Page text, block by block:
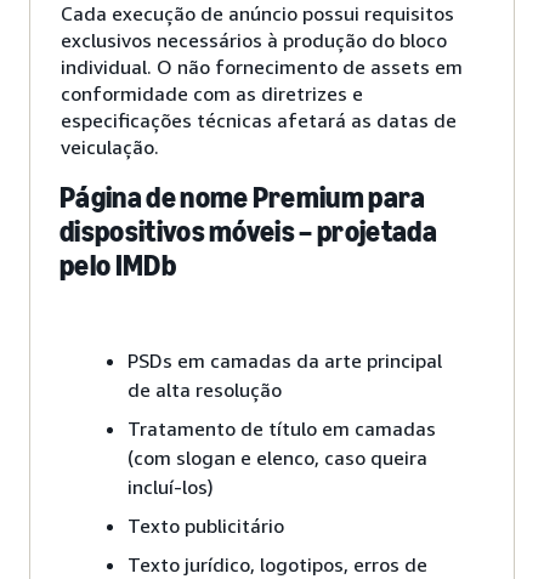
Cada execução de anúncio possui requisitos
exclusivos necessários à produção do bloco
individual. O não fornecimento de assets em
conformidade com as diretrizes e
especificações técnicas afetará as datas de
veiculação.
Página de nome Premium para
dispositivos móveis – projetada
pelo IMDb
PSDs em camadas da arte principal
de alta resolução
Tratamento de título em camadas
(com slogan e elenco, caso queira
incluí-los)
Texto publicitário
Texto jurídico, logotipos, erros de